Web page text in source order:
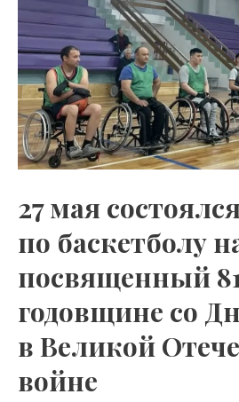
27 мая
по баскетболу
посвященный 81
годовщине со
в Великой
войне
турнир
по
баскетболу
на
колясках,
посвященный
81
со
Дня
в
Великой
Отечественной
войне